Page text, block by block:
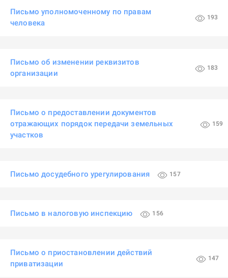
Письмо уполномоченному по правам
человека
193
Письмо об изменении реквизитов
организации
183
Письмо о предоставлении документов
отражающих порядок передачи земельных
участков
159
Письмо досудебного урегулирования 157
Письмо в налоговую инспекцию 156
Письмо о приостановлении действий
приватизации
147